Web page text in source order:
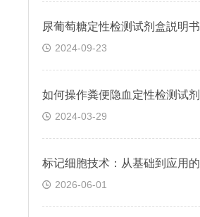
尿葡萄糖定性检测试剂盒説明书
2024-09-23
2024-03-29
2026-06-01